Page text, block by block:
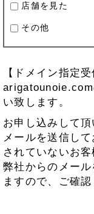
店舗を見た
その他
【ドメイン指定
arigatounoie.com
い致します。
お申し込みして
メールを送信し
されていないお
弊社からのメー
ますので、ご確認